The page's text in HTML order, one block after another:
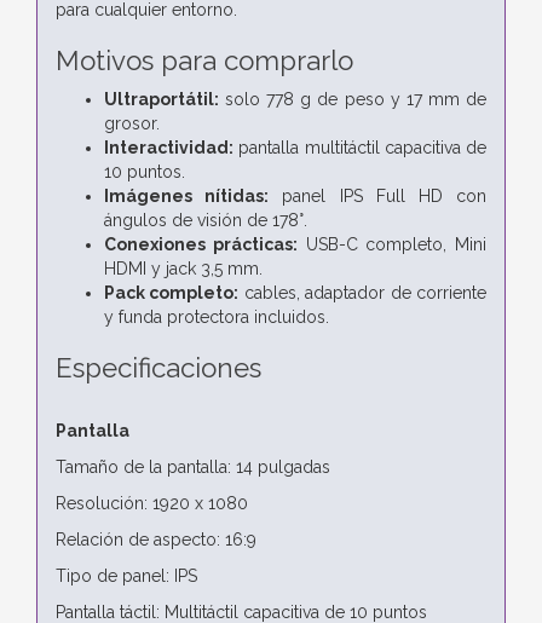
para cualquier entorno.
Motivos para comprarlo
Ultraportátil: solo 778 g de peso y 17 mm de
grosor.
Interactividad: pantalla multitáctil capacitiva de
10 puntos.
Imágenes nítidas: panel IPS Full HD con
ángulos de visión de 178°.
Conexiones prácticas: USB-C completo, Mini
HDMI y jack 3,5 mm.
Pack completo: cables, adaptador de corriente
y funda protectora incluidos.
Especificaciones
Pantalla
Tamaño de la pantalla: 14 pulgadas
Resolución: 1920 x 1080
Relación de aspecto: 16:9
Tipo de panel: IPS
Pantalla táctil: Multitáctil capacitiva de 10 puntos